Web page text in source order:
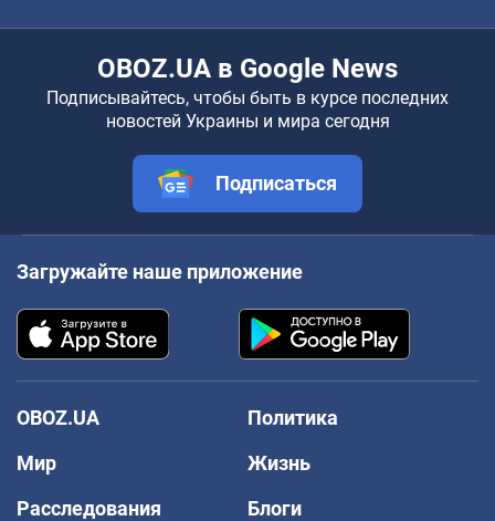
OBOZ.UA в Google News
Подписывайтесь, чтобы быть в курсе последних
новостей Украины и мира сегодня
Подписаться
Загружайте наше приложение
OBOZ.UA
Политика
Мир
Жизнь
Расследования
Блоги